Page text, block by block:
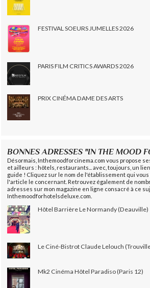
FESTIVAL SOEURS JUMELLES 2026
PARIS FILM CRITICS AWARDS 2026
PRIX CINÉMA DAME DES ARTS
BONNES ADRESSES "IN THE MOOD
Désormais, Inthemoodforcinema.com vous propose
et ailleurs : hôtels, restaurants... avec, toujours, un
guide ! Cliquez sur le nom de l'établissement qui
l'article le concernant. Retrouvez également de
adresses sur mon magazine en ligne consacré à ce
Inthemoodforhotelsdeluxe.com.
Hôtel Barrière Le Normandy (Deauville)
Le Ciné-Bistrot Claude Lelouch
Mk2 Cinéma Hôtel Paradiso (Paris 12)